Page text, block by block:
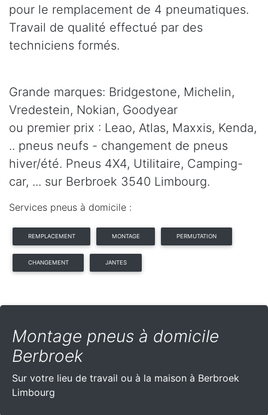
pour le remplacement de 4 pneumatiques.
Travail de qualité effectué par des
techniciens formés.
Grande marques: Bridgestone, Michelin,
Vredestein, Nokian, Goodyear
ou premier prix : Leao, Atlas, Maxxis, Kenda,
.. pneus neufs - changement de pneus
hiver/été. Pneus 4X4, Utilitaire, Camping-
car, ... sur Berbroek 3540 Limbourg.
Services pneus à domicile :
REMPLACEMENT MONTAGE PERMUTATION
CHANGEMENT JANTES
Montage pneus à domicile
Berbroek
Sur votre lieu de travail ou à la maison à Berbroek
Limbourg